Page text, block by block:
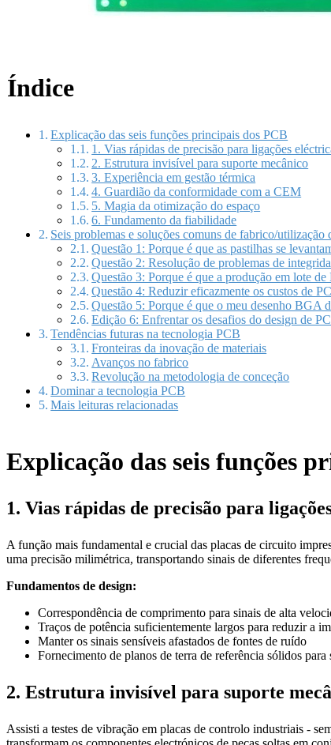
Índice
Explicação das seis funções principais dos PCB
1. Vias rápidas de precisão para ligações
2. Estrutura invisível para suporte mecânico
3. Experiência em gestão térmica
4. Guardião da conformidade com a CEM
5. Magia da otimização do espaço
6. Fundamento da fiabilidade
Seis problemas e soluções comuns de fabrico/utilização
Questão 1: Porque é que as pastilhas se
Questão 2: Resolução de problemas de
Questão 3: Porque é que a produção em lote
Questão 4: Reduzir eficazmente os custos de
Questão 5: Porque é que o meu desenho BGA
Edição 6: Enfrentar os desafios do design de
Tendências futuras na tecnologia PCB
Fronteiras da inovação de materiais
Avanços no fabrico
Revolução na metodologia de conceção
Dominar a tecnologia PCB
Mais leituras relacionadas
Explicação das seis funções
1. Vias rápidas de precisão para
A função mais fundamental e crucial das placas de circuito
uma precisão milimétrica, transportando sinais de diferentes
Fundamentos de design:
Correspondência de comprimento para sinais de alta
Traços de potência suficientemente largos para reduzir a
Manter os sinais sensíveis afastados de fontes de ruído
Fornecimento de planos de terra de referência sólidos para
2. Estrutura invisível para suporte
Assisti a testes de vibração em placas de controlo industriais -